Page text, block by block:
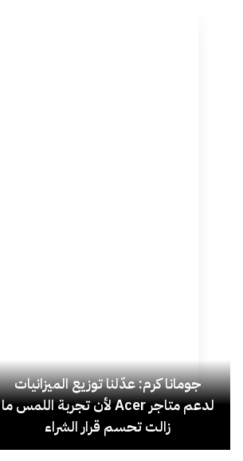
جومانا كرم: عدّلنا توزيع الميزانيات
لدعم متاجر Acer لأن تجربة اللمس ما
زالت تحسم قرار الشراء